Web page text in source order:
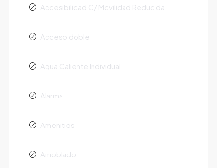
Accesibilidad C/ Movilidad Reducida
Acceso doble
Agua Caliente Individual
Alarma
Amenities
Amoblado